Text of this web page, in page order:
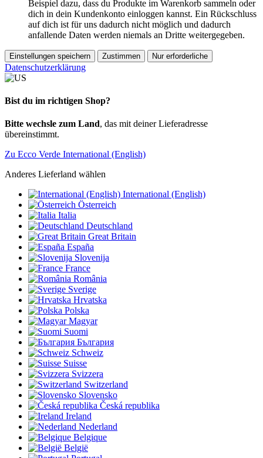
Beispiel dazu, dass du Produkte im Warenkorb sammeln oder
dich in dein Kundenkonto einloggen kannst. Ein Rückschluss
auf dich ist für uns dadurch nicht möglich und dadurch
anfallende Daten werden niemals an Dritte weitergegeben.
Einstellungen speichern Zustimmen Nur erforderliche
Datenschutzerklärung
Bist du im richtigen Shop?
Bitte wechsle zum Land, das mit deiner Lieferadresse
übereinstimmt.
Zu Ecco Verde International (English)
Anderes Lieferland wählen
International (English)
Österreich
Italia
Deutschland
Great Britain
España
Slovenija
France
România
Sverige
Hrvatska
Polska
Magyar
Suomi
България
Schweiz
Suisse
Svizzera
Switzerland
Slovensko
Česká republika
Ireland
Nederland
Belgique
België